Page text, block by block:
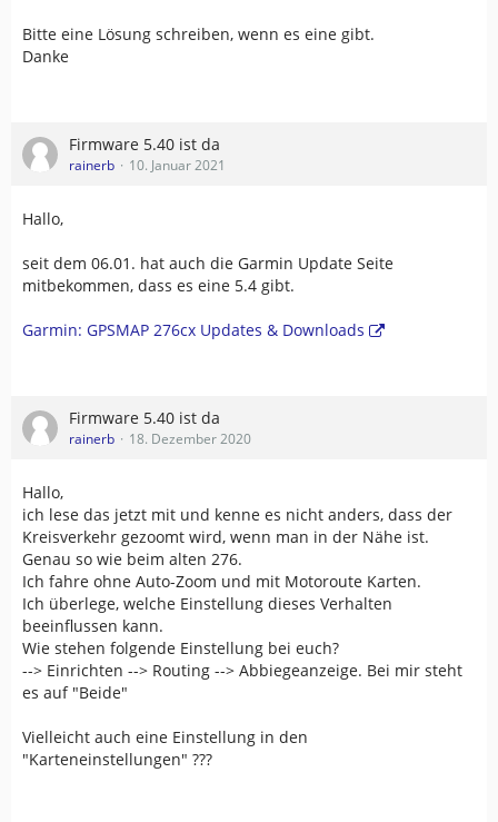
Bitte eine Lösung schreiben, wenn es eine gibt.
Danke
Firmware 5.40 ist da
rainerb 10. Januar 2021
Hallo,
seit dem 06.01. hat auch die Garmin Update Seite
mitbekommen, dass es eine 5.4 gibt.
Garmin: GPSMAP 276cx Updates & Downloads
Firmware 5.40 ist da
rainerb 18. Dezember 2020
Hallo,
ich lese das jetzt mit und kenne es nicht anders, dass der
Kreisverkehr gezoomt wird, wenn man in der Nähe ist.
Genau so wie beim alten 276.
Ich fahre ohne Auto-Zoom und mit Motoroute Karten.
Ich überlege, welche Einstellung dieses Verhalten
beeinflussen kann.
Wie stehen folgende Einstellung bei euch?
--> Einrichten --> Routing --> Abbiegeanzeige. Bei mir steht
es auf "Beide"
Vielleicht auch eine Einstellung in den
"Karteneinstellungen" ???